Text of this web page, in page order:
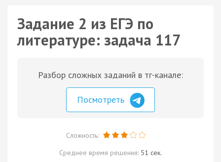
Задание 2 из ЕГЭ по
литературе: задача 117
Разбор сложных заданий в тг-канале:
Посмотреть
Сложность:
Среднее время решения: 51 сек.